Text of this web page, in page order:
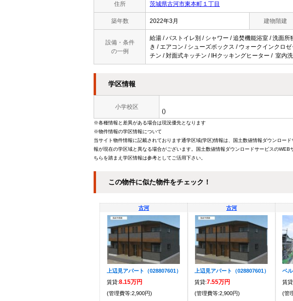
住所 茨城県古河市東本町１丁目
築年数 2022年3月 建物階建
設備・条件
の一例
給湯 / バストイレ別 / シャワー / 追焚機能浴室 / 洗面
き / エアコン / シューズボックス / ウォークインクロ
チン / 対面式キッチン / IHクッキングヒーター / 室内
学区情報
小学校区
()
※各種情報と差異がある場合は現況優先となります
※物件情報の学区情報について
当サイト物件情報に記載されております通学区域(学区)情報は、国土数値情報ダウンロ
報が現在の学区域と異なる場合がございます。国土数値情報ダウンロードサービスの
ちらを踏まえ学区情報は参考としてご活用下さい。
この物件に似た物件をチェック！
古河
上辺見アパート（028807601）
賃貸:8.15万円
(管理費等:2,900円)
古河
上辺見アパート（028807601）
賃貸:7.55万円
(管理費等:2,900円)
ベ
賃
(管